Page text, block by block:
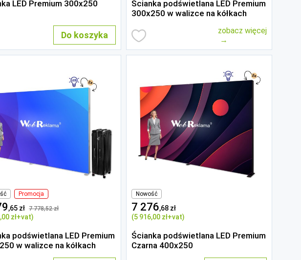
LED Premium 300x250
Do koszyka
Ścianka podświetlana LED Premium
300x250 w walizce na kółkach
zobacz więcej
Promocja
,65 zł 7 778,52 zł
,00 zł+vat)
podświetlana LED Premium
w walizce na kółkach
Nowość
7 276,68 zł
(5 916,00 zł+vat)
Ścianka podświetlana LED Premium
Czarna 400x250